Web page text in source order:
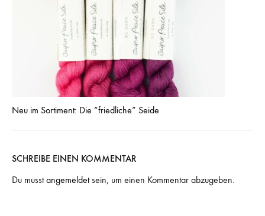
Neu im Sortiment: Die “friedliche” Seide
SCHREIBE EINEN KOMMENTAR
Du musstangemeldetsein, um einen Kommentar abzugeben.